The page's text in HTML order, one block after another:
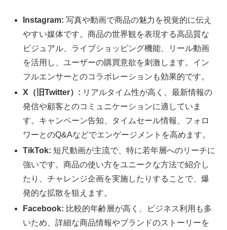
Instagram: 写真や動画で商品の魅力を視覚的に伝え
やすい媒体です。商品の世界観を表現する高品質な
ビジュアル、ライブショッピング機能、リール動画
を活用し、ユーザーの購買意欲を刺激します。イン
フルエンサーとのコラボレーションも効果的です。
X（旧Twitter）: リアルタイム性が高く、最新情報の
発信や顧客とのコミュニケーションに適していま
す。キャンペーン告知、タイムセール情報、フォロ
ワーとのQ&Aなどでエンゲージメントを高めます。
TikTok: 短尺動画が主流で、特に若年層へのリーチに
強いです。商品の使い方をユニークな方法で紹介し
たり、チャレンジ企画を実施したりすることで、爆
発的な拡散を狙えます。
Facebook: 比較的年齢層が高く、ビジネス利用も多
いため、詳細な商品情報やブランドのストーリーを